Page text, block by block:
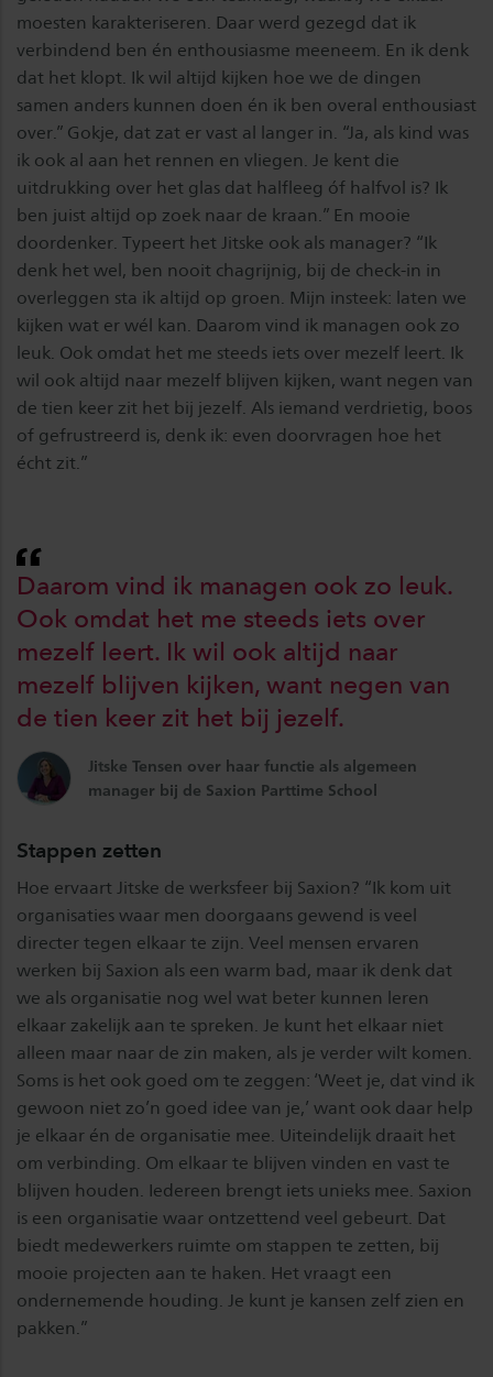
moesten karakteriseren. Daar werd gezegd dat ik
verbindend ben én enthousiasme meeneem. En ik denk
dat het klopt. Ik wil altijd kijken hoe we de dingen
samen anders kunnen doen én ik ben overal enthousiast
over.” Gokje, dat zat er vast al langer in. “Ja, als kind was
ik ook al aan het rennen en vliegen. Je kent die
uitdrukking over het glas dat halfleeg óf halfvol is? Ik
ben juist altijd op zoek naar de kraan.” En mooie
doordenker. Typeert het Jitske ook als manager? “Ik
denk het wel, ben nooit chagrijnig, bij de check-in in
overleggen sta ik altijd op groen. Mijn insteek: laten we
kijken wat er wél kan. Daarom vind ik managen ook zo
leuk. Ook omdat het me steeds iets over mezelf leert. Ik
wil ook altijd naar mezelf blijven kijken, want negen van
de tien keer zit het bij jezelf. Als iemand verdrietig, boos
of gefrustreerd is, denk ik: even doorvragen hoe het
écht zit.”
Daarom vind ik managen ook zo leuk.
Ook omdat het me steeds iets over
mezelf leert. Ik wil ook altijd naar
mezelf blijven kijken, want negen van
de tien keer zit het bij jezelf.
Jitske Tensen over haar functie als algemeen
manager bij de Saxion Parttime School
Stappen zetten
Hoe ervaart Jitske de werksfeer bij Saxion? “Ik kom uit
organisaties waar men doorgaans gewend is veel
directer tegen elkaar te zijn. Veel mensen ervaren
werken bij Saxion als een warm bad, maar ik denk dat
we als organisatie nog wel wat beter kunnen leren
elkaar zakelijk aan te spreken. Je kunt het elkaar niet
alleen maar naar de zin maken, als je verder wilt komen.
Soms is het ook goed om te zeggen: ‘Weet je, dat vind ik
gewoon niet zo’n goed idee van je,’ want ook daar help
je elkaar én de organisatie mee. Uiteindelijk draait het
om verbinding. Om elkaar te blijven vinden en vast te
blijven houden. Iedereen brengt iets unieks mee. Saxion
is een organisatie waar ontzettend veel gebeurt. Dat
biedt medewerkers ruimte om stappen te zetten, bij
mooie projecten aan te haken. Het vraagt een
ondernemende houding. Je kunt je kansen zelf zien en
pakken.”